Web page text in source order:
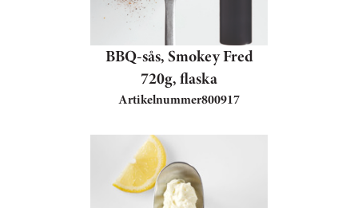
BBQ-sås, Smokey Fred
720g, flaska
Artikelnummer800917